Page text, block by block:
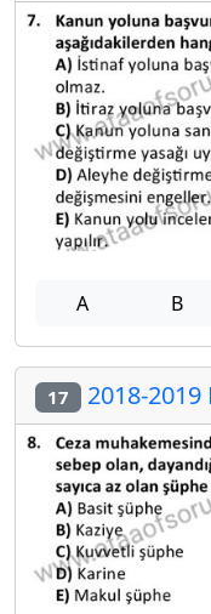
A B
17 2018-2019